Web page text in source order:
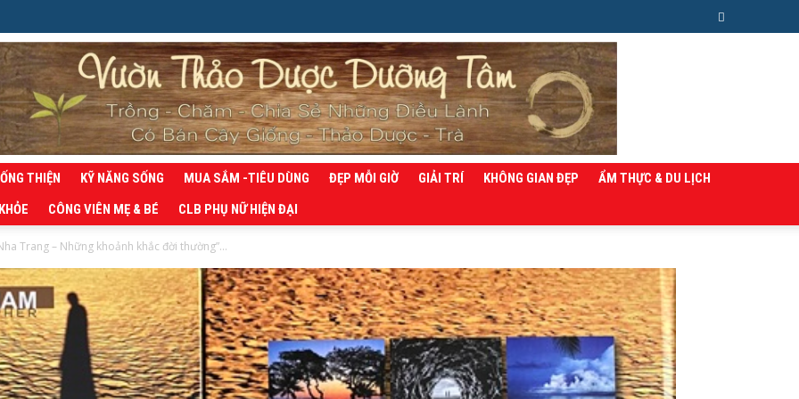
THIỆN KỸ NĂNG SỐNG MUA SẮM -TIÊU DÙNG ĐẸP MỖI GIỜ GIẢI TRÍ KHÔNG GIAN ĐẸP
ẨM THỰC & DU LỊCH
CÔNG VIÊN MẸ & BÉ CLB PHỤ NỮ HIỆN ĐẠI
Trang – Những khoảnh khắc đời thường”...